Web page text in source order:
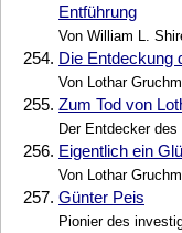
Entführung
Von William L.
254. Die Entdeckung
Von Lothar
255. Zum Tod von
Der Entdecker
256. Eigentlich ein
Von Lothar
257. Günter Peis
Pionier des